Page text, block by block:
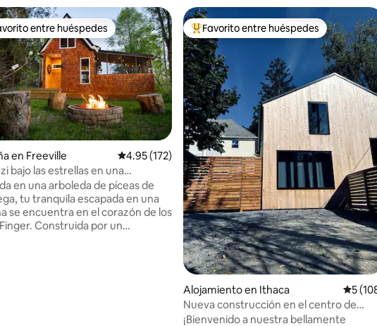
4.98 de 5, 218 reseñas
entre huéspedes preferido
entre huéspedes
en Freeville Calificación promedio: 4.95 de 5, 172 reseñas
4.95 (172)
bajo las estrellas en una
cabaña en el FLX
en una arboleda de píceas de
tu tranquila escapada en una
se encuentra en el corazón de los
Construida por un
Favorito entre huéspedes preferido
Favorito entre huéspedes
Alojamiento en Ithaca
5
Nueva construcción en el centro de
Ithaca: estancia galardonada
¡Bienvenido a nuestra bellamente